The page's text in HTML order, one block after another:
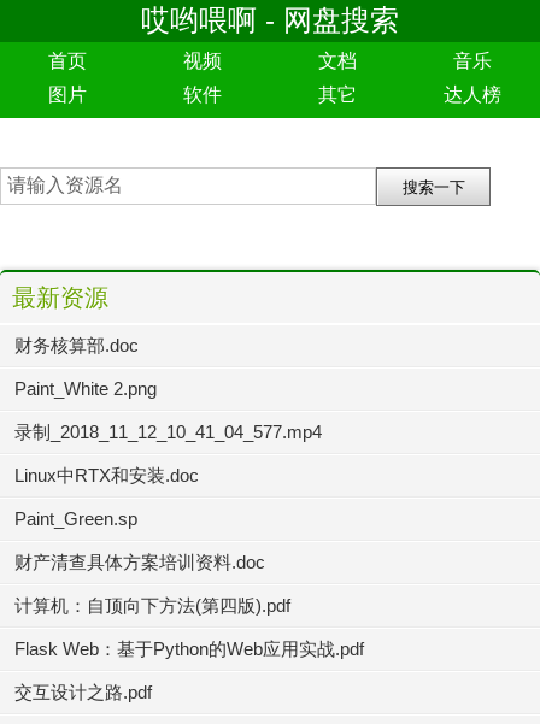
哎哟喂啊 - 网盘搜索
首页 视频 文档
音乐
图片
软件 其它 达人榜
最新资源
财务核算部.doc
Paint_White 2.png
录制_2018_11_12_10_41_04_577.mp4
Linux中RTX和安装.doc
Paint_Green.sp
财产清查具体方案培训资料.doc
计算机：自顶向下方法(第四版).pdf
Flask Web：基于Python的Web应用实战.pdf
交互设计之路.pdf